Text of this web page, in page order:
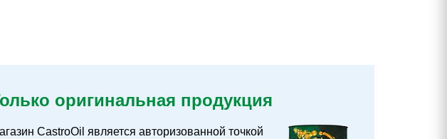
оригинальная продукция
CastroOil является авторизованной точкой